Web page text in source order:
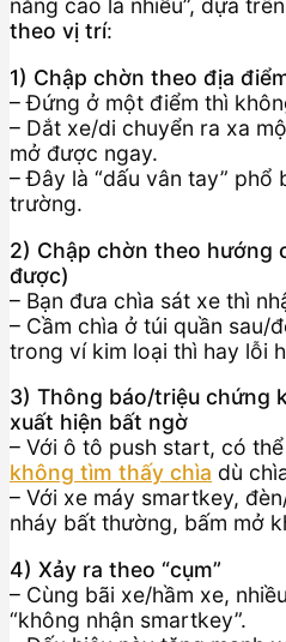
năng cao là nhiễu”, dựa
theo vị trí:
1) Chập chờn theo địa
– Đứng ở một điểm thì
– Dắt xe/di chuyển ra xa
mở được ngay.
– Đây là “dấu vân tay” phổ
trường.
2) Chập chờn theo hướng
được)
– Bạn đưa chìa sát xe thì
– Cầm chìa ở túi quần sau/
trong ví kim loại thì hay lỗi
3) Thông báo/triệu chứng
xuất hiện bất ngờ
– Với ô tô push start, có
không tìm thấy chìa dù
– Với xe máy smartkey,
nháy bất thường, bấm mở
4) Xảy ra theo “cụm”
– Cùng bãi xe/hầm xe,
“không nhận smartkey”.